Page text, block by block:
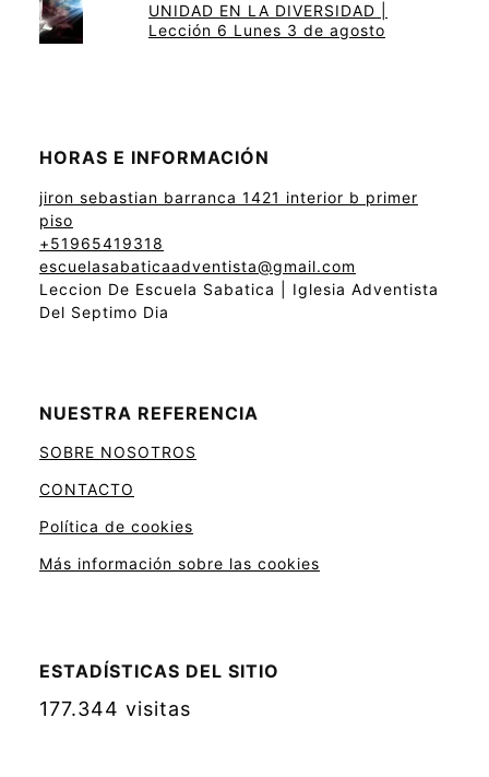
UNIDAD EN LA DIVERSIDAD |
Lección 6 Lunes 3 de agosto
HORAS E INFORMACIÓN
jiron sebastian barranca 1421 interior b primer
piso
+51965419318
escuelasabaticaadventista@gmail.com
Leccion De Escuela Sabatica | Iglesia Adventista
Del Septimo Dia
NUESTRA REFERENCIA
SOBRE NOSOTROS
CONTACTO
Política de cookies
Más información sobre las cookies
ESTADÍSTICAS DEL SITIO
177.344 visitas